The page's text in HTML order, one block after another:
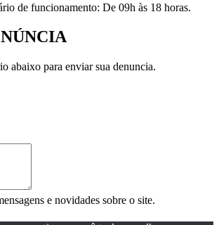
de funcionamento: De 09h às 18 horas.
abaixo para enviar sua denuncia.
e novidades sobre o site.